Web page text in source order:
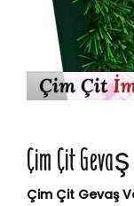
Çim Çit
Çim Çit Gevaş